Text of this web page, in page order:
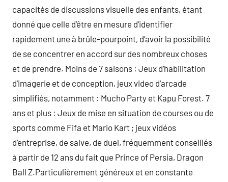
capacités de discussions visuelle des enfants, étant
donné que celle d’être en mesure d’identifier
rapidement une à brûle-pourpoint, d’avoir la possibilité
de se concentrer en accord sur des nombreux choses
et de prendre. Moins de 7 saisons : Jeux d’habilitation
d’imagerie et de conception, jeux video d’arcade
simplifiés, notamment : Mucho Party et Kapu Forest. 7
ans et plus : Jeux de mise en situation de courses ou de
sports comme Fifa et Mario Kart ; jeux vidéos
d’entreprise, de salve, de duel, fréquemment conseillés
à partir de 12 ans du fait que Prince of Persia, Dragon
Ball Z.Particulièrement généreux et en constante